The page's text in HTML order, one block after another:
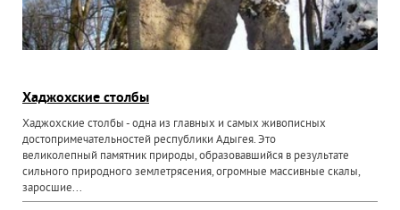
Хаджохские столбы
Хаджохские столбы - одна из главных и самых живописных
достопримечательностей республики Адыгея. Это
великолепный памятник природы, образовавшийся в результате
сильного природного землетрясения, огромные массивные скалы,
заросшие...